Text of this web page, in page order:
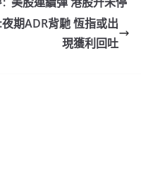
Li
n
期ADR背馳 恆指或出
現獲利回吐